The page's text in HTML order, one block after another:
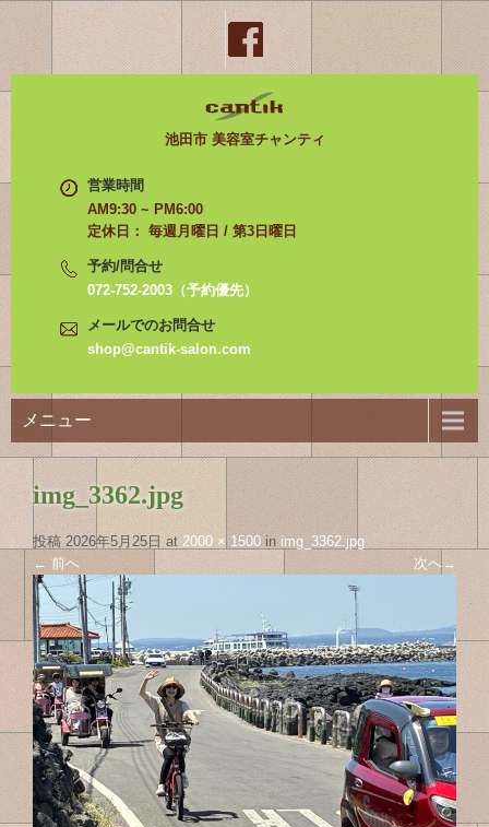
池田市 美容室チャンティ
営業時間
AM9:30 ~ PM6:00
定休日： 毎週月曜日 / 第3日曜日
予約/問合せ
072-752-2003（予約優先）
メールでのお問合せ
shop@cantik-salon.com
メニュー
img_3362.jpg
投稿2026年5月25日at 2000 × 1500 in img_3362.jpg
← 前へ 次へ→